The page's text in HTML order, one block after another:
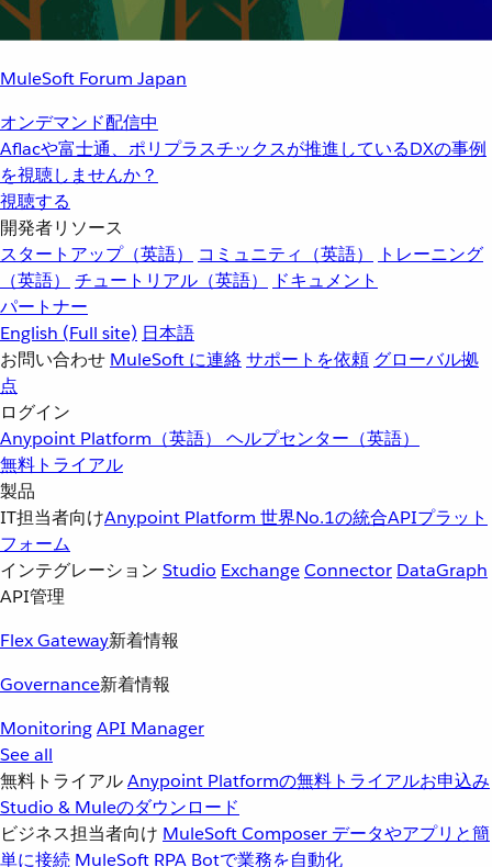
MuleSoft Forum Japan
オンデマンド配信中
Aflacや富士通、ポリプラスチックスが推進しているDXの事例
を視聴しませんか？
視聴する
開発者リソース
スタートアップ（英語）
コミュニティ（英語）
トレーニング
（英語）
チュートリアル（英語）
ドキュメント
パートナー
English (Full site) 日本語
お問い合わせ MuleSoft に連絡サポートを依頼 グローバル拠
点
ログイン
Anypoint Platform（英語） ヘルプセンター（英語）
無料トライアル
製品
IT担当者向けAnypoint Platform 世界No.1の統合APIプラット
フォーム
インテグレーション Studio ExchangeConnector DataGraph
API管理
Flex Gateway新着情報
Governance新着情報
MonitoringAPI Manager
See all
無料トライアルAnypoint Platformの無料トライアルお申込み
Studio & Muleのダウンロード
ビジネス担当者向け MuleSoft Composer データやアプリと簡
単に接続 MuleSoft RPA Botで業務を自動化